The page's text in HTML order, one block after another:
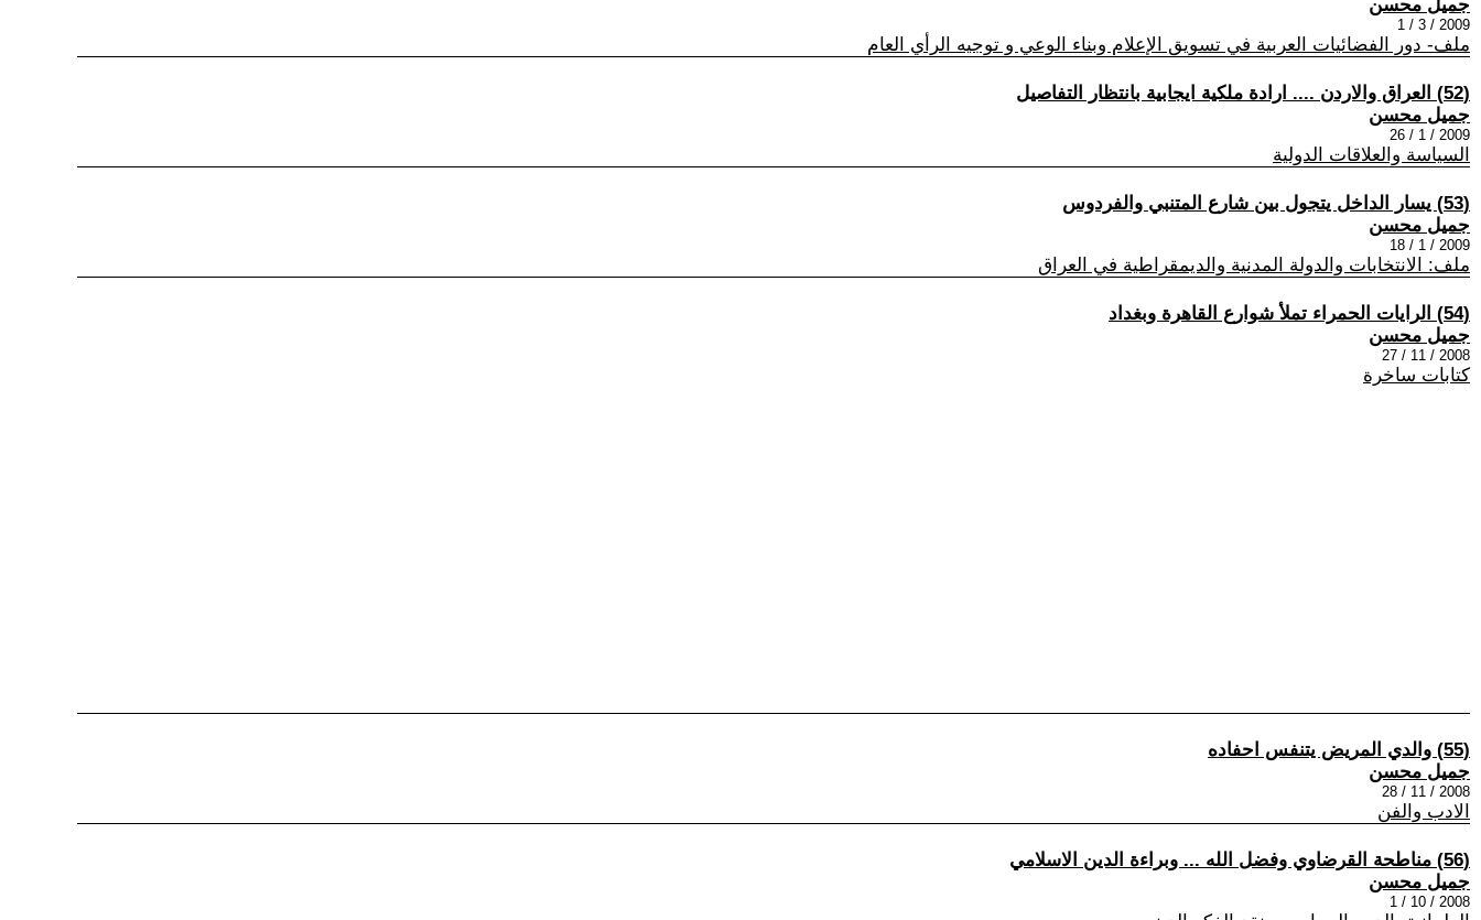
جميل محسن
2009 / 3 / 1
ملف- دور الفضائيات العربية في تسويق الإعلام وبناء الوعي و توجيه الرأي العام
(52) العراق والاردن .... ارادة ملكية ايجابية بانتظار التفاصيل
جميل محسن
2009 / 1 / 26
السياسة والعلاقات الدولية
(53) يسار الداخل يتجول بين شارع المتنبي والفردوس
جميل محسن
2009 / 1 / 18
ملف: الانتخابات والدولة المدنية والديمقراطية في العراق
(54) الرايات الحمراء تملأ شوارع القاهرة وبغداد
جميل محسن
2008 / 11 / 27
كتابات ساخرة
(55) والدي المريض يتنفس احفاده
جميل محسن
2008 / 11 / 28
الادب والفن
(56) مناطحة القرضاوي وفضل الله ... وبراءة الدين الاسلامي
جميل محسن
2008 / 10 / 1